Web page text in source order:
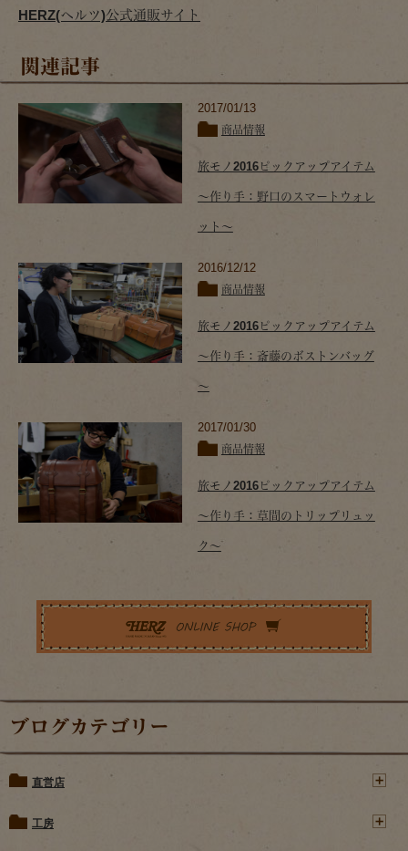
HERZ(ヘルツ)公式通販サイト
関連記事
2017/01/13
商品情報
旅モノ2016ピックアップアイテム
～作り手：野口のスマートウォレ
ット～
2016/12/12
商品情報
旅モノ2016ピックアップアイテム
～作り手：斎藤のボストンバッグ
～
2017/01/30
商品情報
旅モノ2016ピックアップアイテム
～作り手：草間のトリップリュッ
ク～
ブログカテゴリー
直営店
工房